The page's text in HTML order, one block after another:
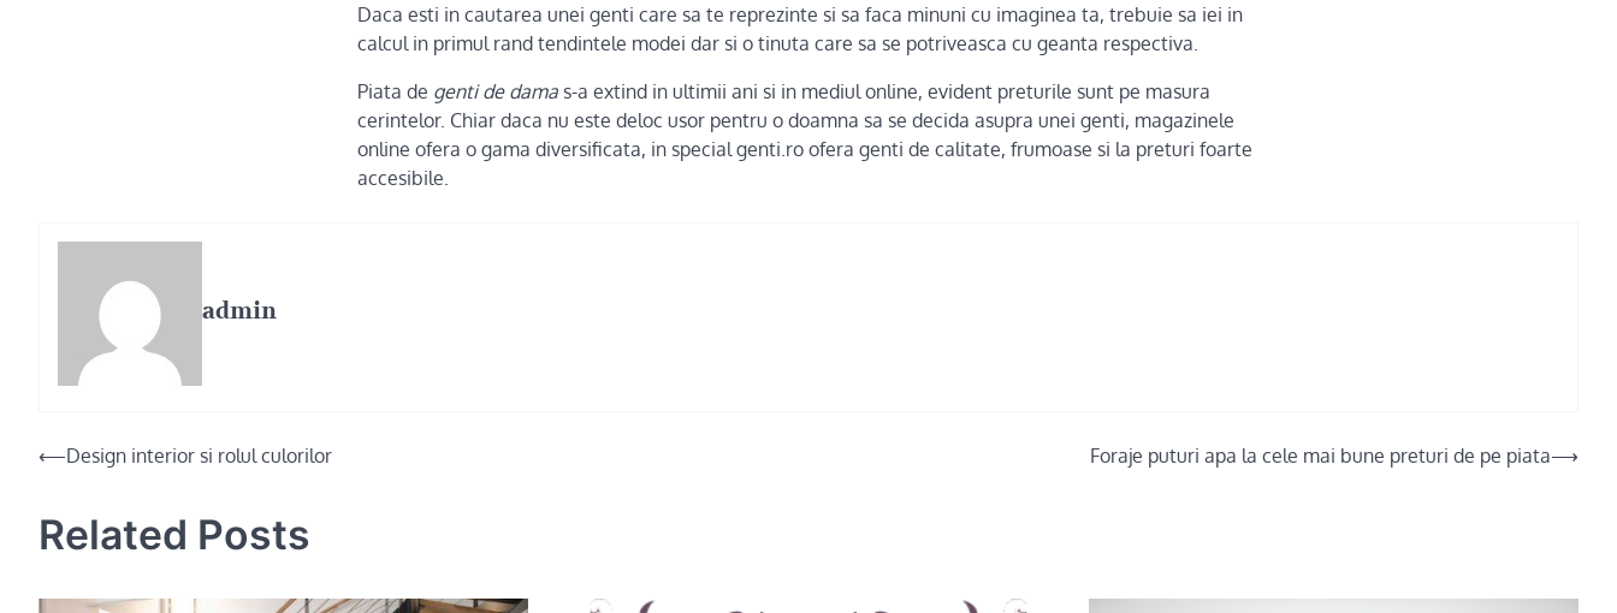
Daca esti in cautarea unei genti care sa te reprezinte si sa faca minuni cu imaginea ta, trebuie sa iei in
calcul in primul rand tendintele modei dar si o tinuta care sa se potriveasca cu geanta respectiva.
Piata de genti de dama s-a extind in ultimii ani si in mediul online, evident preturile sunt pe masura
cerintelor. Chiar daca nu este deloc usor pentru o doamna sa se decida asupra unei genti, magazinele
online ofera o gama diversificata, in special genti.ro ofera genti de calitate, frumoase si la preturi foarte
accesibile.
admin
Post
⟵Design interior si rolul culorilor Foraje puturi apa la cele mai bune preturi de pe piata⟶
Related Posts